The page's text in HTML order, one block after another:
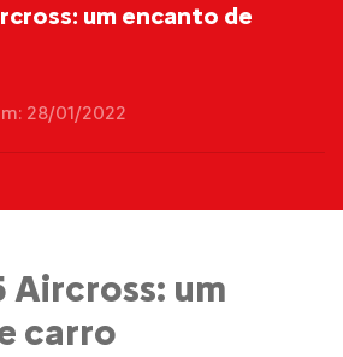
um encanto de
28/01/2022
Aircross: um
carro